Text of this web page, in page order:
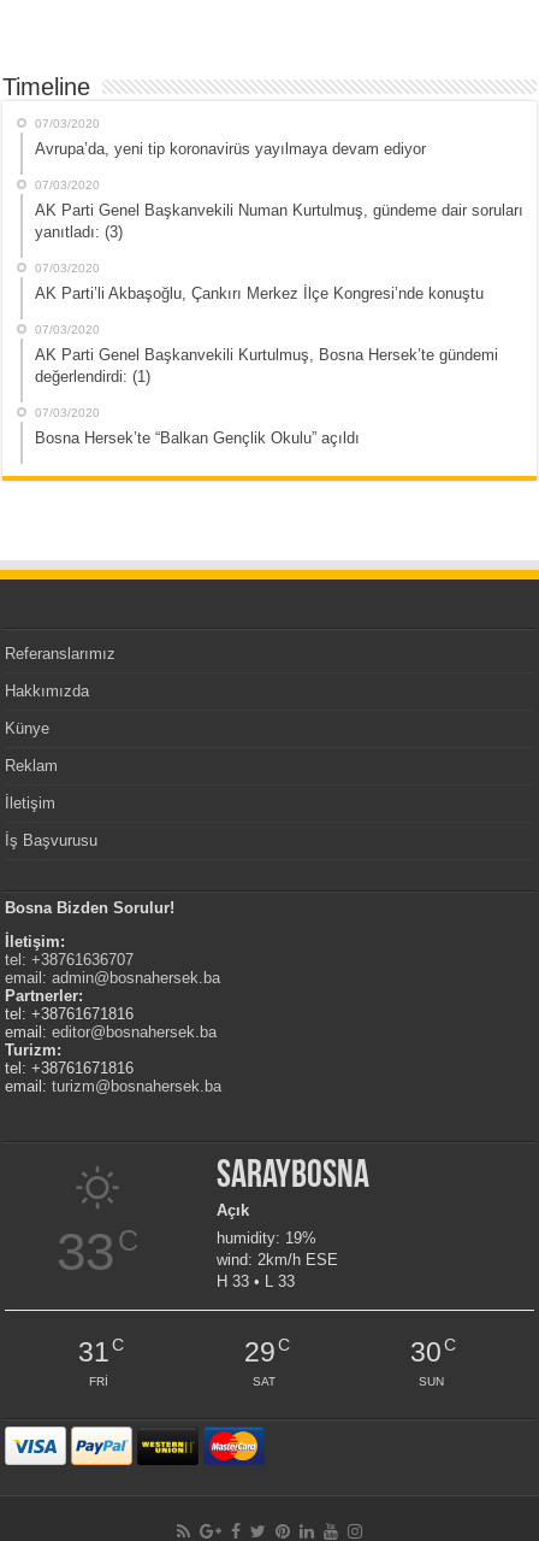
Timeline
07/03/2020
Avrupa’da, yeni tip koronavirüs yayılmaya devam ediyor
07/03/2020
AK Parti Genel Başkanvekili Numan Kurtulmuş, gündeme dair soruları
yanıtladı: (3)
07/03/2020
AK Parti’li Akbaşoğlu, Çankırı Merkez İlçe Kongresi’nde konuştu
07/03/2020
AK Parti Genel Başkanvekili Kurtulmuş, Bosna Hersek’te gündemi
değerlendirdi: (1)
07/03/2020
Bosna Hersek’te “Balkan Gençlik Okulu” açıldı
Referanslarımız
Hakkımızda
Künye
Reklam
İletişim
İş Başvurusu
Bosna Bizden Sorulur!
İletişim:
tel: +38761636707
email:admin@bosnahersek.ba
Partnerler:
tel: +38761671816
email:editor@bosnahersek.ba
Turizm:
tel: +38761671816
email:turizm@bosnahersek.ba
33C
Saraybosna
Açık
humidity: 19%
wind: 2km/h ESE
H 33 • L 33
31C
FRI
29C
SAT
30C
SUN